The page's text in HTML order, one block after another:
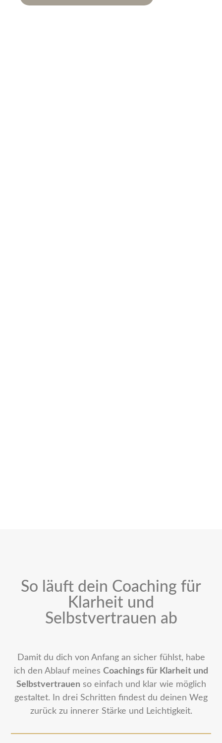
So läuft dein Coaching für
Klarheit und
Selbstvertrauen ab
Damit du dich von Anfang an sicher fühlst, habe
ich den Ablauf meines Coachings für Klarheit und
Selbstvertrauen so einfach und klar wie möglich
gestaltet. In drei Schritten findest du deinen Weg
zurück zu innerer Stärke und Leichtigkeit.